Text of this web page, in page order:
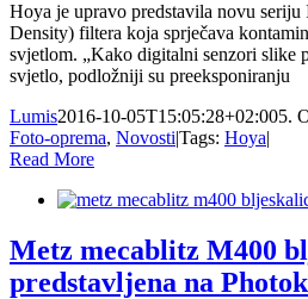
Hoya je upravo predstavila novu
Density) filtera koja sprječava
svjetlom. „Kako digitalni senzori slike
svjetlo, podložniji su preeksponiranju
Lumis2016-10-05T15:05:28+02:005.
Foto-oprema, Novosti|Tags: Hoya|
Read More
Metz mecablitz M400
predstavljena na